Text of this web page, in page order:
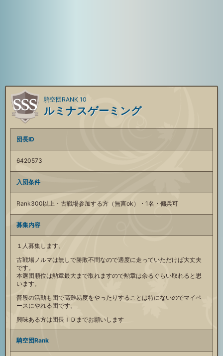
ルミナスゲーミング
騎空団RANK 10
団長ID
6420573
入団条件
Rank300以上・古戦場参加する方（無言ok）・1名・傭兵可
募集内容
１人募集します。
古戦場ノルマは無しで勝敗不問なので適度に走っていただけば大丈夫
です。
本選団順位は勲章最大まで取れますので勲章は余るぐらい取れると思
います。
普段の活動も団で高難易度をやったりすることは特にないのでマイペ
ースにやれる団です。
興味ある方は団長ＩＤまでお願いします
騎空団Rank